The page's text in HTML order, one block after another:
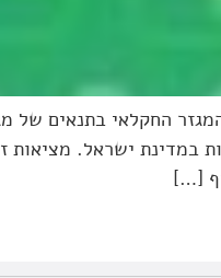
החקלאי בתנאים של
במדינת ישראל.
[…]